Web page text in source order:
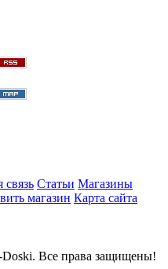
связь Статьи Магазины
магазин Карта сайта
Все права защищены!